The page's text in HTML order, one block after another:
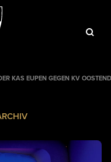
KAS EUPEN GEGEN KV